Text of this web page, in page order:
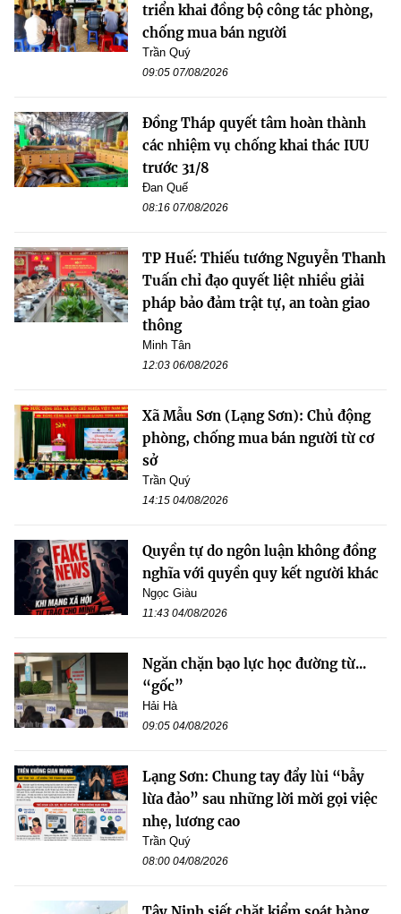
triển khai đồng bộ công tác phòng,
chống mua bán người
Trần Quý
09:05 07/08/2026
Đồng Tháp quyết tâm hoàn thành
các nhiệm vụ chống khai thác IUU
trước 31/8
Đan Quế
08:16 07/08/2026
TP Huế: Thiếu tướng Nguyễn Thanh
Tuấn chỉ đạo quyết liệt nhiều giải
pháp bảo đảm trật tự, an toàn giao
thông
Minh Tân
12:03 06/08/2026
Xã Mẫu Sơn (Lạng Sơn): Chủ động
phòng, chống mua bán người từ cơ
sở
Trần Quý
14:15 04/08/2026
Quyền tự do ngôn luận không đồng
nghĩa với quyền quy kết người khác
Ngọc Giàu
11:43 04/08/2026
Ngăn chặn bạo lực học đường từ...
“gốc”
Hải Hà
09:05 04/08/2026
Lạng Sơn: Chung tay đẩy lùi “bẫy
lừa đảo” sau những lời mời gọi việc
nhẹ, lương cao
Trần Quý
08:00 04/08/2026